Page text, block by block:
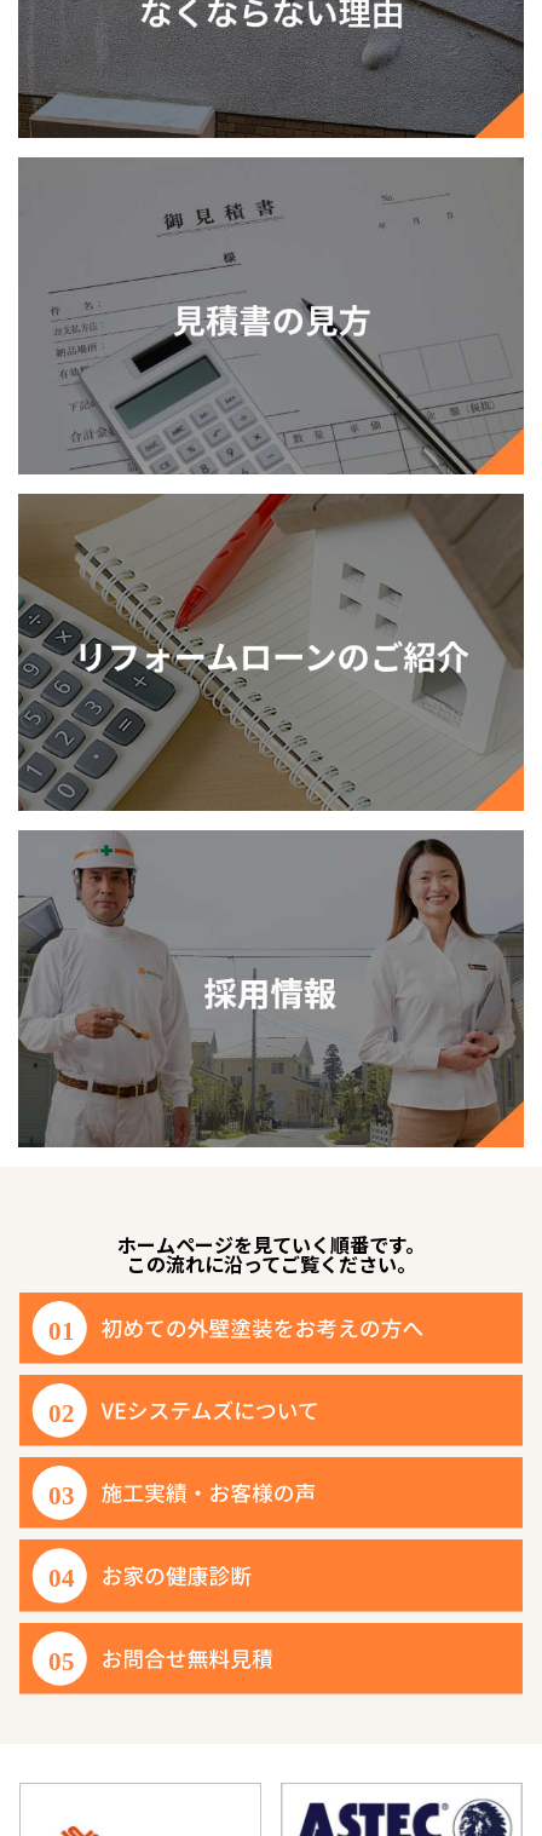
ホームページを見ていく順番です。
この流れに沿ってご覧ください。